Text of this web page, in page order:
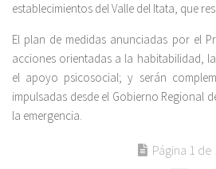
establecimientos del Valle del Itata, que
El plan de medidas anunciadas por el
acciones orientadas a la habitabilidad,
el apoyo psicosocial; y serán
impulsadas desde el Gobierno Regional
la emergencia.
Página 1 de